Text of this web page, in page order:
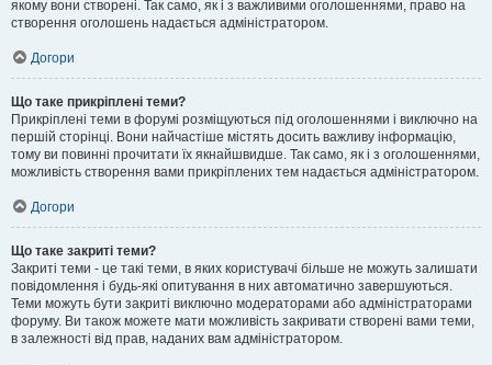
якому вони створені. Так само, як і з важливими оголошеннями, право на
створення оголошень надається адміністратором.
Догори
Що таке прикріплені теми?
Прикріплені теми в форумі розміщуються під оголошеннями і виключно на
першій сторінці. Вони найчастіше містять досить важливу інформацію,
тому ви повинні прочитати їх якнайшвидше. Так само, як і з оголошеннями,
можливість створення вами прикріплених тем надається адміністратором.
Догори
Що таке закриті теми?
Закриті теми - це такі теми, в яких користувачі більше не можуть залишати
повідомлення і будь-які опитування в них автоматично завершуються.
Теми можуть бути закриті виключно модераторами або адміністраторами
форуму. Ви також можете мати можливість закривати створені вами теми,
в залежності від прав, наданих вам адміністратором.